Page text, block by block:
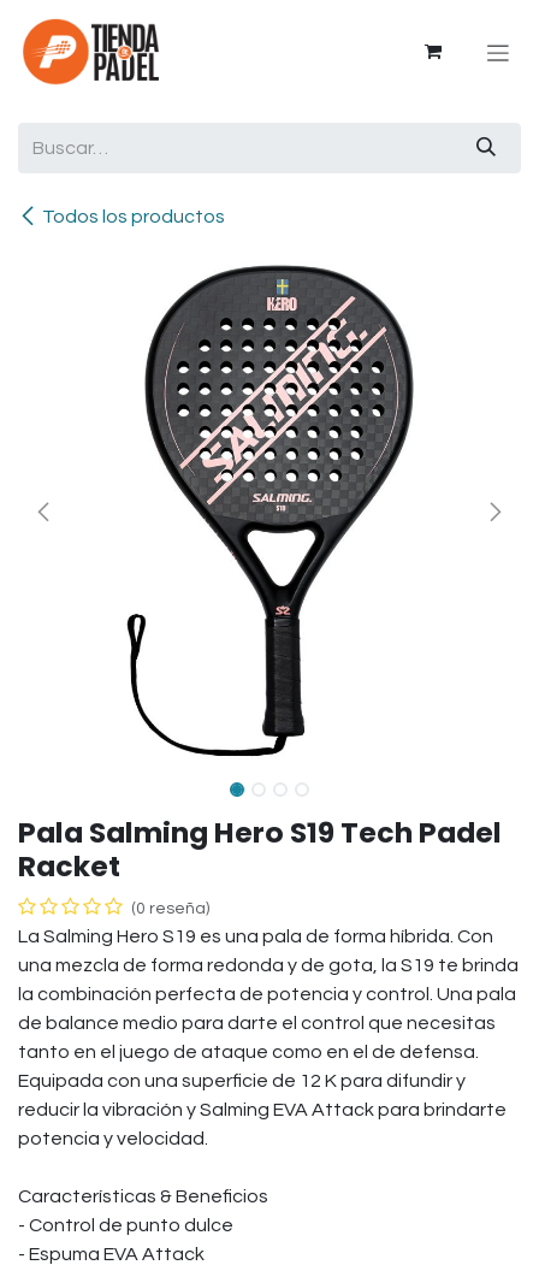
Ir al contenido
Todos los productos
Pala Salming Hero S19 Tech Padel
Racket
(0 reseña)
La Salming Hero S19 es una pala de forma híbrida. Con
una mezcla de forma redonda y de gota, la S19 te brinda
la combinación perfecta de potencia y control. Una pala
de balance medio para darte el control que necesitas
tanto en el juego de ataque como en el de defensa.
Equipada con una superficie de 12 K para difundir y
reducir la vibración y Salming EVA Attack para brindarte
potencia y velocidad.
Características & Beneficios
- Control de punto dulce
- Espuma EVA Attack